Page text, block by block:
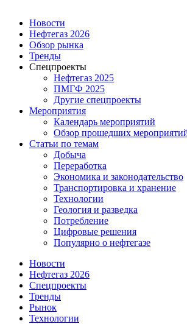
Новости
Нефтегаз 2026
Обзор рынка
Тренды
Спецпроекты
Нефтегаз 2025
ПМГФ 2025
Другие спецпроекты
Мероприятия
Календарь мероприятий
Обзор прошедших
Статьи по темам
Добыча
Переработка
Экономика и законодательство
Транспортировка и хранение
Технологии
Геология и разведка
Потребление
Цифровые решения
Популярно о нефтегазе
Новости
Нефтегаз 2026
Спецпроекты
Тренды
Рынок
Технологии